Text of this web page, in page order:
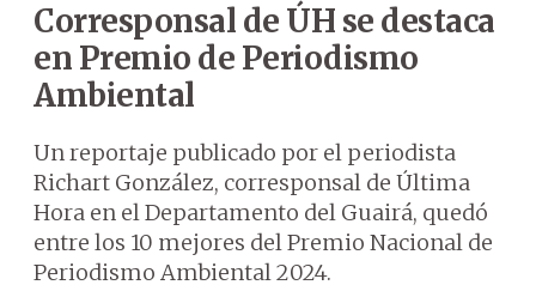
Corresponsal de ÚH se destaca
en Premio de Periodismo
Ambiental
Un reportaje publicado por el periodista
Richart González, corresponsal de Última
Hora en el Departamento del Guairá, quedó
entre los 10 mejores del Premio Nacional de
Periodismo Ambiental 2024.